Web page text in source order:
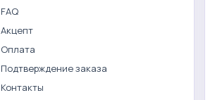
FAQ
Акцепт
Оплата
Подтверждение заказа
Контакты